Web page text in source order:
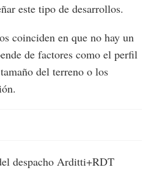
este tipo de desarrollos.
coinciden en que no hay un
de factores como el perfil
del terreno o los
despacho Arditti+RDT